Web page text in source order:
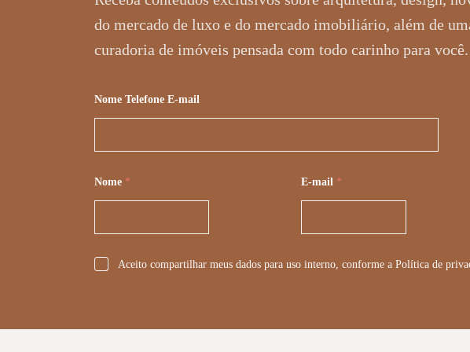
do mercado de luxo e do mercado imobiliário, além de
curadoria de imóveis pensada com todo carinho para você.
Nome Telefone E-mail
Nome * E-mail *
Aceito compartilhar meus dados para uso interno, conforme a Política de